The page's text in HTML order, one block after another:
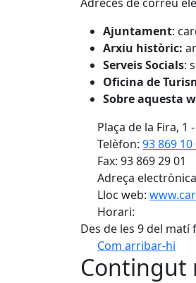
Ajuntament:
Arxiu històric:
Serveis Socials:
Oficina de
Sobre aquesta
Plaça de la Fira, 1
Telèfon: 93 869 10
Fax: 93 869 29 01
Adreça
Lloc web:
Horari:
Des de les 9 del matí
Com arribar-hi
+
Contingut